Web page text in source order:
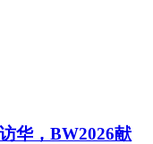
华，BW2026献